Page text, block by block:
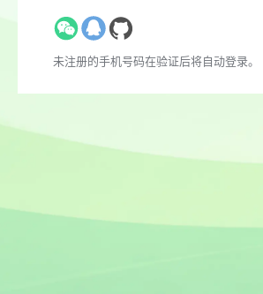
未注册的手机号码在验证后将自动登录。